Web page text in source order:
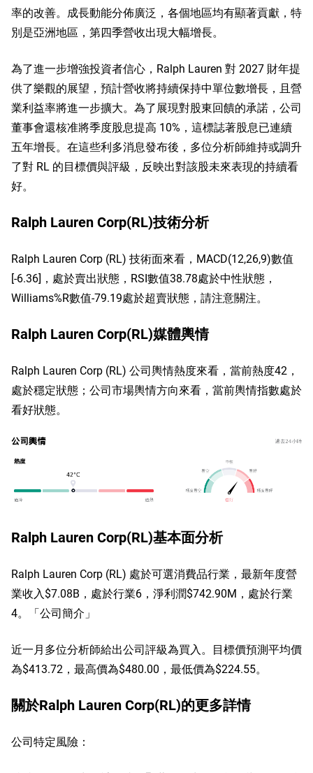
率的改善。成長動能分佈廣泛，各個地區均有顯著貢獻，特
別是亞洲地區，第四季營收出現大幅增長。
為了進一步增強投資者信心，Ralph Lauren 對 2027 財年提
供了樂觀的展望，預計營收將持續保持中單位數增長，且營
業利益率將進一步擴大。為了展現對股東回饋的承諾，公司
董事會還核准將季度股息提高 10%，這標誌著股息已連續
五年增長。在這些利多消息發布後，多位分析師維持或調升
了對 RL 的目標價與評級，反映出對該股未來表現的持續看
好。
Ralph Lauren Corp(RL)技術分析
Ralph Lauren Corp (RL) 技術面來看，MACD(12,26,9)數值
[-6.36]，處於賣出狀態，RSI數值38.78處於中性狀態，
Williams%R數值-79.19處於超賣狀態，請注意關注。
Ralph Lauren Corp(RL)媒體輿情
Ralph Lauren Corp (RL) 公司輿情熱度來看，當前熱度42，
處於穩定狀態；公司市場輿情方向來看，當前輿情指數處於
看好狀態。
Ralph Lauren Corp(RL)基本面分析
Ralph Lauren Corp (RL) 處於可選消費品行業，最新年度營
業收入$7.08B，處於行業6，淨利潤$742.90M，處於行業
4。「公司簡介」
近一月多位分析師給出公司評級為買入。目標價預測平均價
為$413.72，最高價為$480.00，最低價為$224.55。
關於Ralph Lauren Corp(RL)的更多詳情
公司特定風險：